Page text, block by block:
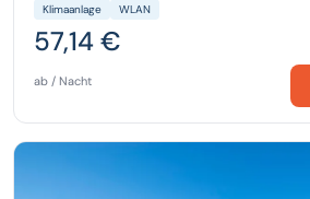
Klimaanlage WLAN
57,14 €
ab / Nacht